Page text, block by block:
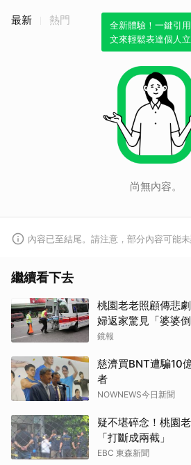
全新體驗！一鍵引
文來輕鬆表達個人立
最新 熱門
尚無內容。
內容已至結尾。請注意，部分內容可能未
繼續看下去
桃園老老照顧傳悲
婦返家驚見「婆婆倒
鏡報
慈濟買BNT遭騙10
者
NOWNEWS今日新聞
疑不堪碎念！桃園
「打斷成兩截」
EBC 東森新聞